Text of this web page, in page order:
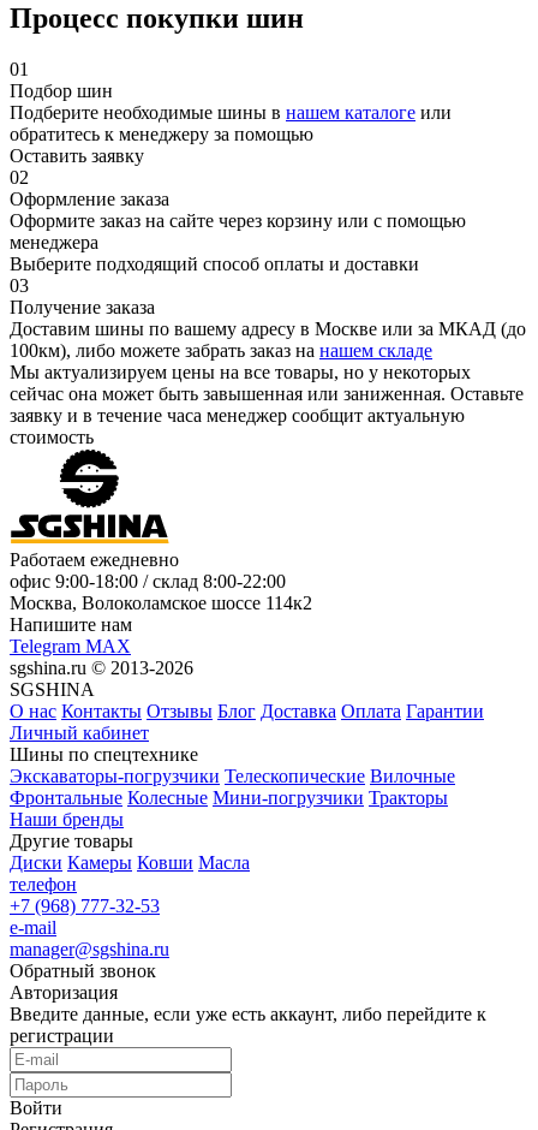
Процесс покупки шин
01
Подбор шин
Подберите необходимые шины в нашем каталоге или
обратитесь к менеджеру за помощью
Оставить заявку
02
Оформление заказа
Оформите заказ на сайте через корзину или с помощью
менеджера
Выберите подходящий способ оплаты и доставки
03
Получение заказа
Доставим шины по вашему адресу в Москве или за МКАД (до
100км), либо можете забрать заказ на нашем складе
Мы актуализируем цены на все товары, но у некоторых
сейчас она может быть завышенная или заниженная. Оставьте
заявку и в течение часа менеджер сообщит актуальную
стоимость
Работаем ежедневно
офис 9:00-18:00 / склад 8:00-22:00
Москва, Волоколамское шоссе 114к2
Напишите нам
Telegram MAX
sgshina.ru © 2013-2026
SGSHINA
О нас Контакты Отзывы Блог Доставка Оплата Гарантии
Личный кабинет
Шины по спецтехнике
Экскаваторы-погрузчики Телескопические Вилочные
Фронтальные Колесные Мини-погрузчики Тракторы
Наши бренды
Другие товары
Диски Камеры Ковши Масла
телефон
+7 (968) 777-32-53
e-mail
manager@sgshina.ru
Обратный звонок
Авторизация
Введите данные, если уже есть аккаунт, либо перейдите к
регистрации
Войти